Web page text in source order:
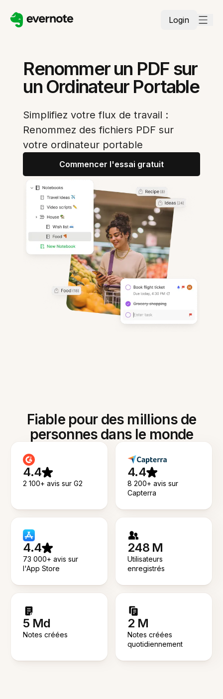
Login
Renommer un PDF sur
un Ordinateur Portable
Simplifiez votre flux de travail :
Renommez des fichiers PDF sur
votre ordinateur portable
Commencer l'essai gratuit
Fiable pour des millions de
personnes dans le monde
4.4
2 100+ avis sur G2
4.4
8 200+ avis sur
Capterra
4.4
73 000+ avis sur
l'App Store
248 M
Utilisateurs
enregistrés
5 Md
Notes créées
2 M
Notes créées
quotidiennement